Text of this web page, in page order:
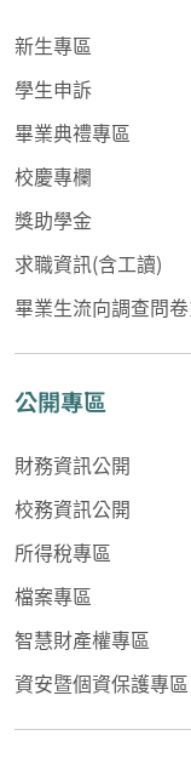
新生專區
學生申訴
畢業典禮專區
校慶專欄
獎助學金
求職資訊(含工讀)
畢業生流向調查問
公開專區
財務資訊公開
校務資訊公開
所得稅專區
檔案專區
智慧財產權專區
資安暨個資保護專區